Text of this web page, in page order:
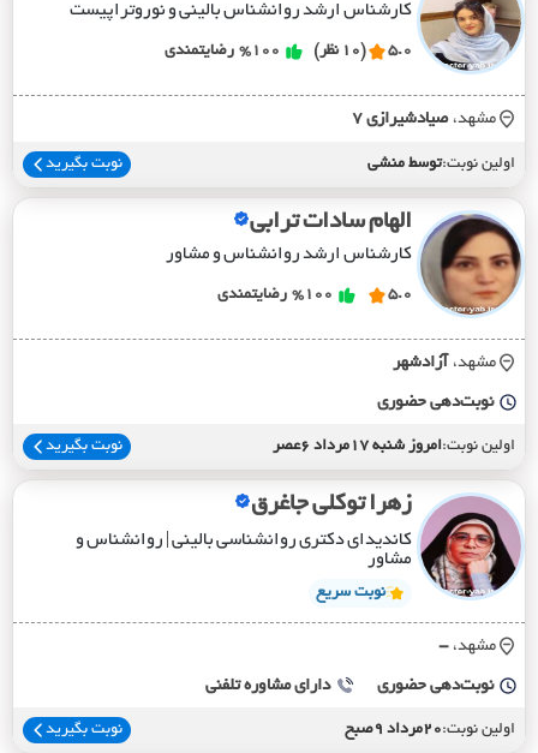
کارشناس ارشد روانشناس بالینی و نوروتراپیست
5.0 (10 نظر) %100 رضایتمندی
مشهد، صيادشيرازي 7
اولین نوبت:توسط منشی نوبت بگیرید
الهام سادات ترابی
کارشناس ارشد روانشناس و مشاور
5.0
%100 رضایتمندی
مشهد، آزادشهر
نوبت‌دهی حضوری
اولین نوبت:امروز شنبه 17مرداد 6عصر نوبت بگیرید
زهرا توکلی جاغرق
کاندیدای دکتری روانشناسی بالینی | روانشناس و
مشاور
نوبت سریع
مشهد، -
نوبت‌دهی حضوری دارای مشاوره تلفنی
اولین نوبت:20مرداد 9صبح نوبت بگیرید